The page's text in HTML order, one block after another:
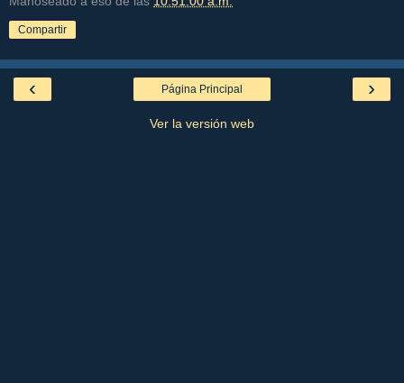
Compartir
‹ ›
Página Principal
Ver la versión web